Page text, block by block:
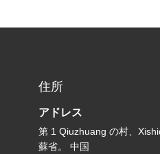
住所
アドレス
第 1 Qiuzhuang の村、
蘇省。 中国